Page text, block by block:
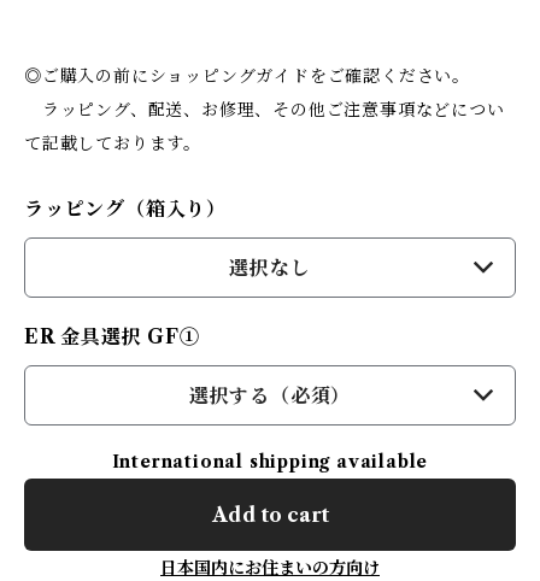
◎ご購入の前にショッピングガイドをご確認ください。
ラッピング、配送、お修理、その他ご注意事項などについ
て記載しております。
ラッピング（箱入り）
選択なし
ER 金具選択 GF①
選択する（必須）
International shipping available
Add to cart
日本国内にお住まいの方向け